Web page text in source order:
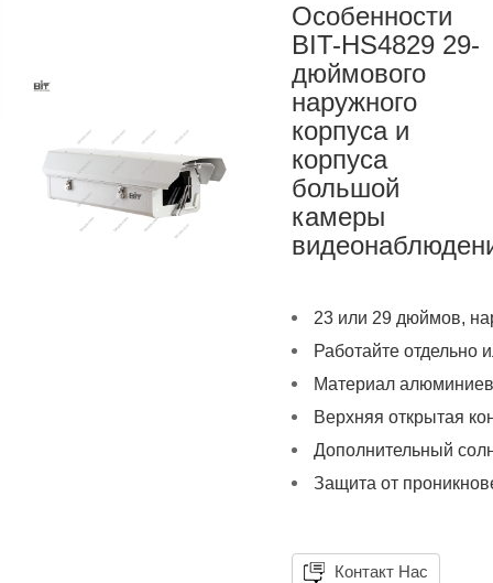
Особенности
BIT-HS4829 29-
дюймового
наружного
корпуса и
корпуса
большой
камеры
23 или 29 дюймов,
Работайте отдельно
Материал
Верхняя открытая
Дополнительный
Защита от
Контакт Нас